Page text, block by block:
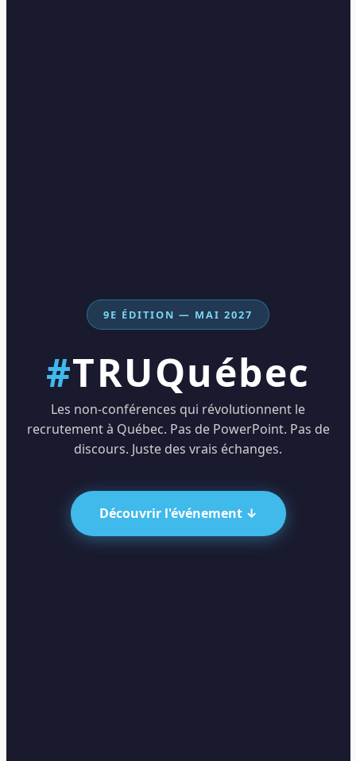
9E ÉDITION — MAI 2027
#TRUQuébec
Les non-conférences qui révolutionnent le
recrutement à Québec. Pas de PowerPoint. Pas de
discours. Juste des vrais échanges.
Découvrir l'événement ↓